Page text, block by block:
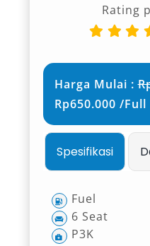
Rating
Harga Mulai :
Rp650.000 /Full
Spesifikasi
Fuel
6 Seat
P3K